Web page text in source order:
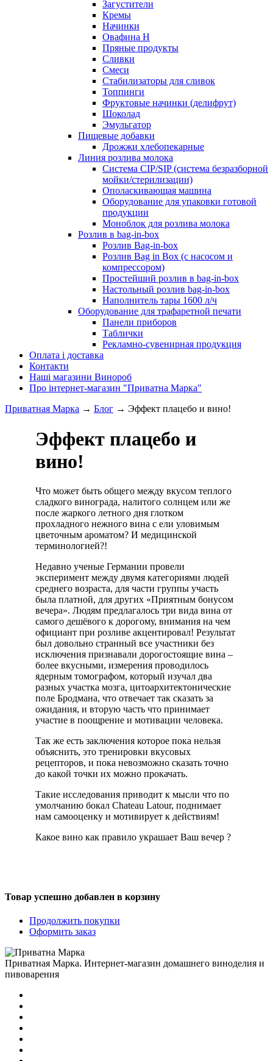
Загустители
Кремы
Начинки
Овафина Н
Пряные продукты
Сливки
Смеси
Стабилизаторы для сливок
Топпинги
Фруктовые начинки (делифрут)
Шоколад
Эмульгатор
Пищевые добавки
Дрожжи хлебопекарные
Линия розлива молока
Система CIP/SIP (система безразборной
мойки/стерилизации)
Ополаскивающая машина
Оборудование для упаковки готовой
продукции
Моноблок для розлива молока
Розлив в bag-in-box
Розлив Bag-in-box
Розлив Bag in Box (с насосом и
компрессором)
Простейший розлив в bag-in-box
Настольный розлив bag-in-box
Наполнитель тары 1600 л/ч
Оборудование для трафаретной печати
Панели приборов
Таблички
Рекламно-сувенирная продукция
Оплата і доставка
Контакти
Наші магазини Винороб
Про інтернет-магазин "Приватна Марка"
Приватная Марка → Блог → Эффект плацебо и вино!
Эффект плацебо и
вино!
Что может быть общего между вкусом теплого
сладкого винограда, налитого солнцем или же
после жаркого летного дня глотком
прохладного нежного вина с ели уловимым
цветочным ароматом? И медицинской
терминологией?!
Недавно ученые Германии провели
эксперимент между двумя категориями людей
среднего возраста, для части группы участь
была платной, для других «Приятным бонусом
вечера». Людям предлагалось три вида вина от
самого дешёвого к дорогому, внимания на чем
официант при розливе акцентировал! Результат
был довольно странный все участники без
исключения признавали дорогостоящие вина –
более вкусными, измерения проводилось
ядерным томографом, который изучал два
разных участка мозга, цитоархитектонические
поле Бродмана, что отвечает так сказать за
ожидания, и вторую часть что принимает
участие в поощрение и мотивации человека.
Так же есть заключения которое пока нельзя
объяснить, это тренировки вкусовых
рецепторов, и пока невозможно сказать точно
до какой точки их можно прокачать.
Такие исследования приводит к мысли что по
умолчанию бокал Chateau Latour, поднимает
нам самооценку и мотивирует к действиям!
Какое вино как правило украшает Ваш вечер ?
Товар успешно добавлен в корзину
Продолжить покупки
Оформить заказ
Приватная Марка. Интернет-магазин домашнего виноделия и
пивоварения